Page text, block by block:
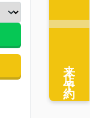
来店予約